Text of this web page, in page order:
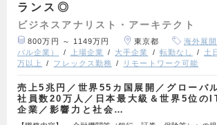
ランス◎
ビジネスアナリスト・アーキテクト
800万円 ～ 1149万円 東京都
海外展
バル企業）
上場企業 大手企業 転勤なし 土
万以上
フレックス勤務 リモートワーク可能
売上5兆円／世界55カ国展開／グローバ
社員数20万人／日本最大級＆世界5位の
企業／影響力と社会…